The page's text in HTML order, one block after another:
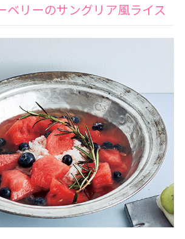
ベリーのサングリア風ライス